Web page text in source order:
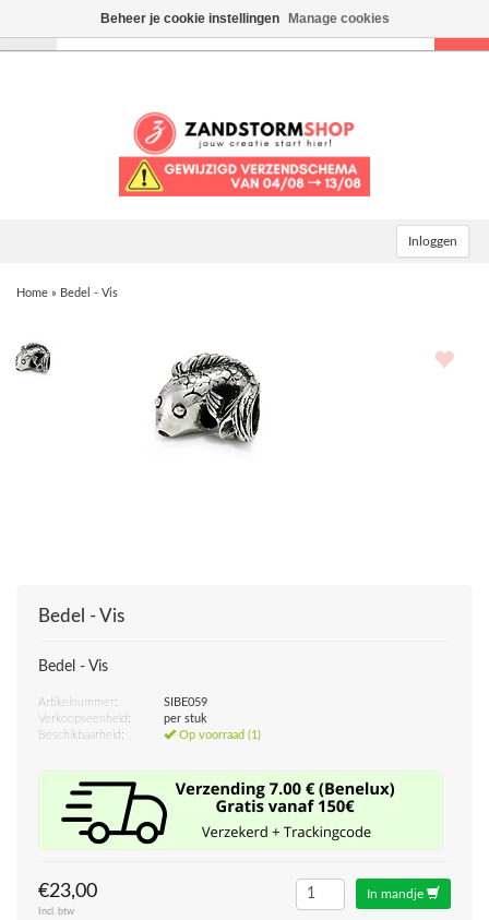
Inloggen
Home » Bedel - Vis
Bedel - Vis
Bedel - Vis
Artikelnummer:
SIBE059
Verkoopseenheid:
per stuk
Beschikbaarheid:
Op voorraad (1)
€23,00
Incl. btw
In mandje
Beheer je cookie instellingen Manage cookies